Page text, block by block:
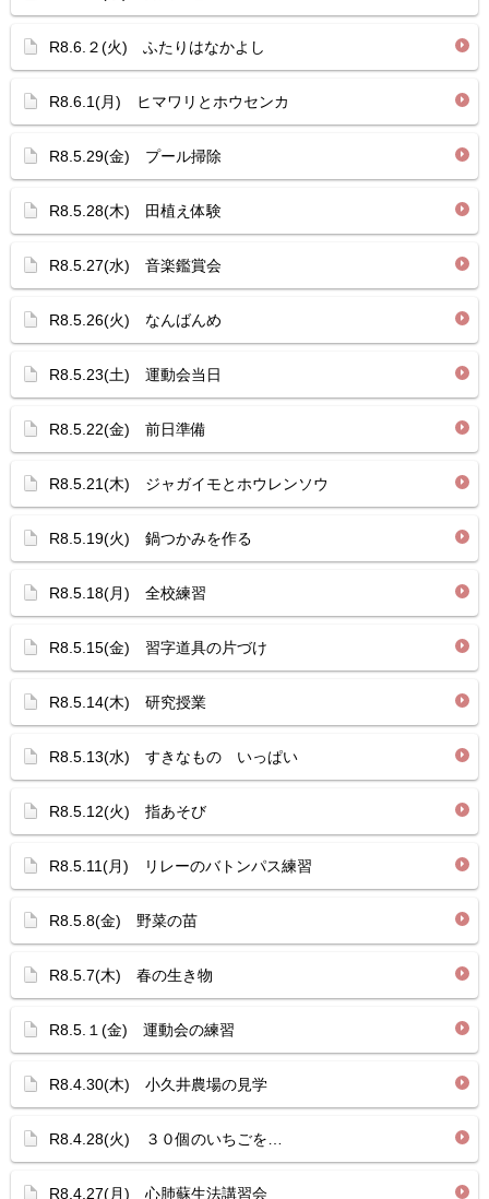
R8.6.２(火) ふたりはなかよし
R8.6.1(月) ヒマワリとホウセンカ
R8.5.29(金) プール掃除
R8.5.28(木) 田植え体験
R8.5.27(水) 音楽鑑賞会
R8.5.26(火) なんばんめ
R8.5.23(土) 運動会当日
R8.5.22(金) 前日準備
R8.5.21(木) ジャガイモとホウレンソウ
R8.5.19(火) 鍋つかみを作る
R8.5.18(月) 全校練習
R8.5.15(金) 習字道具の片づけ
R8.5.14(木) 研究授業
R8.5.13(水) すきなもの いっぱい
R8.5.12(火) 指あそび
R8.5.11(月) リレーのバトンパス練習
R8.5.8(金) 野菜の苗
R8.5.7(木) 春の生き物
R8.5.１(金) 運動会の練習
R8.4.30(木) 小久井農場の見学
R8.4.28(火) ３０個のいちごを…
R8.4.27(月) 心肺蘇生法講習会